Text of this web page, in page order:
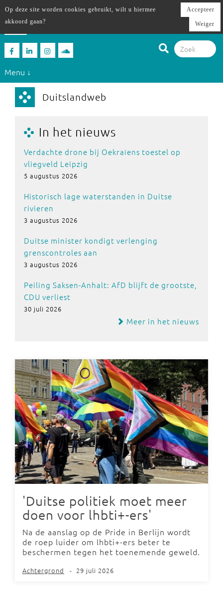
Menu ↓
Duitslandweb
In het nieuws
Verdachte drone bij Oekraïens toestel op
vliegveld Leipzig
5 augustus 2026
Historisch lage waterstanden in Duitse
rivieren
3 augustus 2026
Duitse minister kondigt verlenging
grenscontroles aan
3 augustus 2026
Peiling Saksen-Anhalt: AfD blijft de grootste,
CDU verliest
30 juli 2026
Meer in het nieuws
'Duitse politiek moet meer
doen voor lhbti+-ers'
Na de aanslag op de Pride in Berlijn wordt
de roep luider om lhbti+-ers beter te
beschermen tegen het toenemende geweld.
Achtergrond - 29 juli 2026
Op deze site worden cookies gebruikt, wilt u hiermee
akkoord gaan?
Accepteer
Weiger